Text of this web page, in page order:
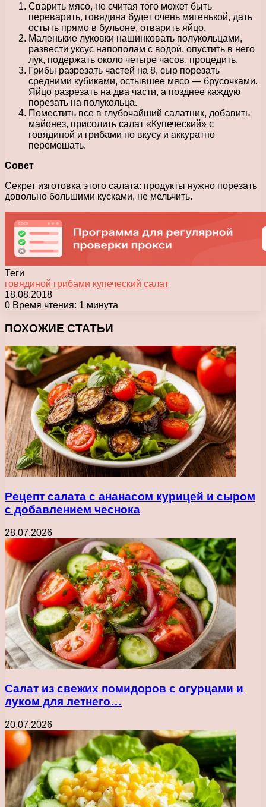
Сварить мясо, не считая того может быть
переварить, говядина будет очень мягенькой, дать
остыть прямо в бульоне, отварить яйцо.
Маленькие луковки нашинковать полукольцами,
развести уксус напополам с водой, опустить в него
лук, подержать около четыре часов, процедить.
Грибы разрезать частей на 8, сыр порезать
средними кубиками, остывшее мясо — брусочками.
Яйцо разрезать на два части, а позднее каждую
порезать на полукольца.
Поместить все в глубочайший салатник, добавить
майонез, присолить салат «Купеческий» с
говядиной и грибами по вкусу и аккуратно
перемешать.
Совет
Секрет изготовка этого салата: продукты нужно порезать
довольно большими кусками, не мельчить.
Теги
говядиной грибами купеческий салат
18.08.2018
0 Время чтения: 1 минута
ПОХОЖИЕ СТАТЬИ
Рецепт салата с ананасом курицей и сыром
с добавлением чеснока
28.07.2026
Салат из свежих помидоров с огурцами и
луком для летнего…
20.07.2026